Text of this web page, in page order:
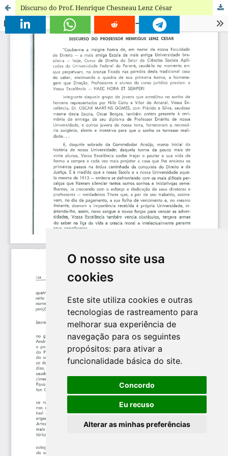
O nosso site usa
cookies
Este site utiliza cookies e outras
tecnologias de rastreamento para
melhorar sua experiência de
navegação para os seguintes
propósitos: para ativar a
funcionalidade básica do site.
Concordo
Eu recuso
Alterar as minhas preferências
Discurso do Prof. Henrique Chesneau Lenz César